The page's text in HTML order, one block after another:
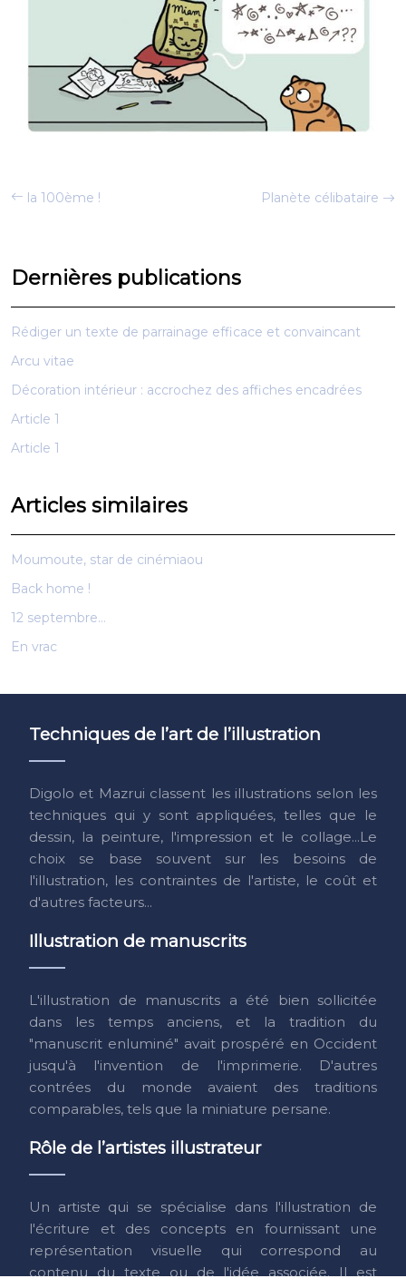
la 100ème ! Planète célibataire
Dernières publications
Rédiger un texte de parrainage efficace et convaincant
Arcu vitae
Décoration intérieur : accrochez des affiches encadrées
Article 1
Article 1
Articles similaires
Moumoute, star de cinémiaou
Back home !
12 septembre…
En vrac
Techniques de l’art de l’illustration
Digolo et Mazrui classent les illustrations selon les
techniques qui y sont appliquées, telles que le
dessin, la peinture, l'impression et le collage...Le
choix se base souvent sur les besoins de
l'illustration, les contraintes de l'artiste, le coût et
d'autres facteurs...
Illustration de manuscrits
L'illustration de manuscrits a été bien sollicitée
dans les temps anciens, et la tradition du
"manuscrit enluminé" avait prospéré en Occident
jusqu'à l'invention de l'imprimerie. D'autres
contrées du monde avaient des traditions
comparables, tels que la miniature persane.
Rôle de l’artistes illustrateur
Un artiste qui se spécialise dans l'illustration de
l'écriture et des concepts en fournissant une
représentation visuelle qui correspond au
contenu du texte ou de l'idée associée. Il est